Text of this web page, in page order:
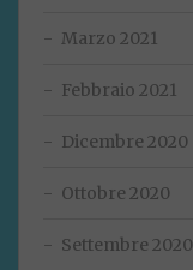
Marzo 2021
Febbraio 2021
Dicembre 2020
Ottobre 2020
Settembre 2020